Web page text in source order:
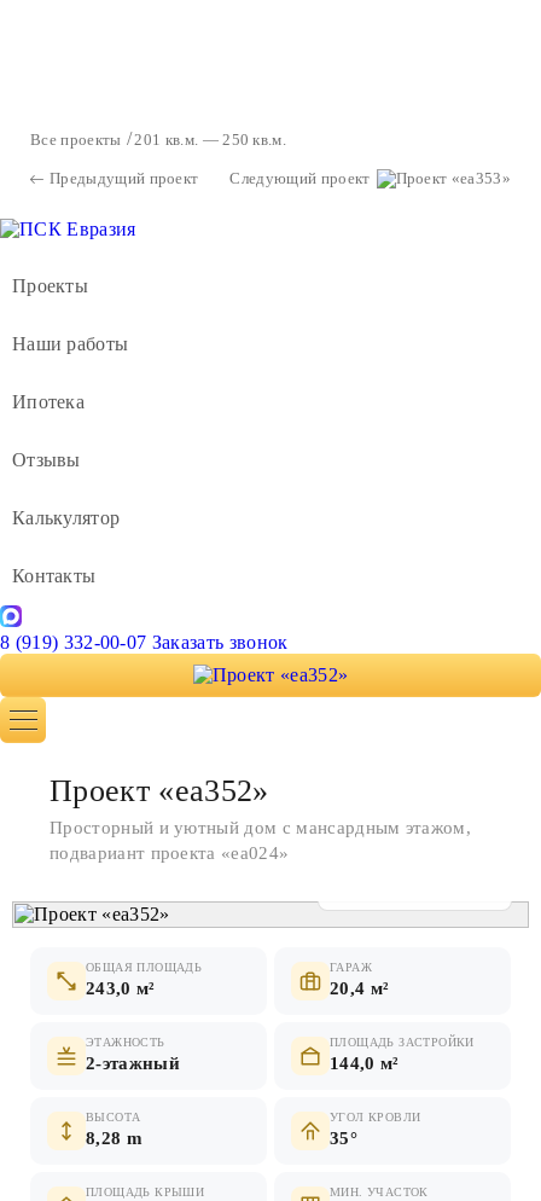
Все проекты 201 кв.м. — 250 кв.м.
Предыдущий проект Следующий проект
Проекты
Наши работы
Ипотека
Отзывы
Калькулятор
Контакты
8 (919) 332-00-07 Заказать звонок
ОБЩАЯ ПЛОЩАДЬ
243,0 м²
ГАРАЖ
20,4 м²
ЭТАЖНОСТЬ
2-этажный
ПЛОЩАДЬ ЗАСТРОЙКИ
144,0 м²
ВЫСОТА
8,28 m
УГОЛ КРОВЛИ
35°
ПЛОЩАДЬ КРЫШИ МИН. УЧАСТОК
Проект «ea352»
Просторный и уютный дом с мансардным этажом,
подвариант проекта «ea024»